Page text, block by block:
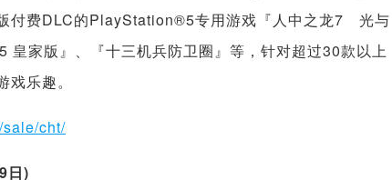
付费DLC的PlayStation®5专用游戏『人中之龙7 光与
家版』、『十三机兵防卫圈』等，针对超过30款以上
乐趣。
cht/
日)